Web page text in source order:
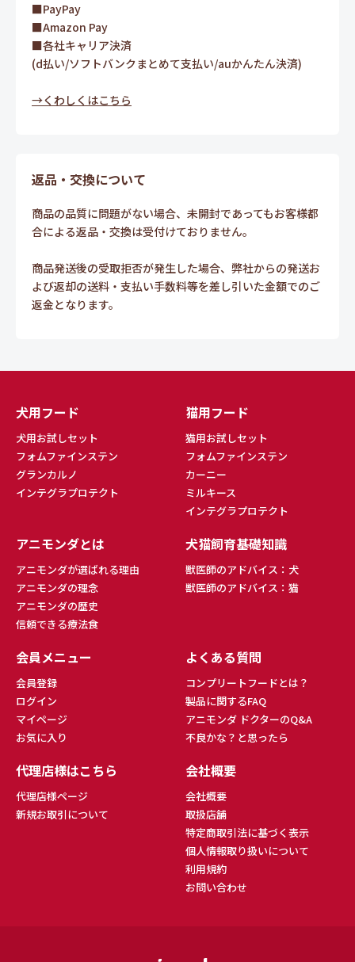
■PayPay
■Amazon Pay
■各社キャリア決済
(d払い/ソフトバンクまとめて支払い/auかんたん決済)
→くわしくはこちら
返品・交換について
商品の品質に問題がない場合、未開封であってもお客様都
合による返品・交換は受付けておりません。
商品発送後の受取拒否が発生した場合、弊社からの発送お
よび返却の送料・支払い手数料等を差し引いた金額でのご
返金となります。
犬用フード
犬用お試しセット
フォムファインステン
グランカルノ
インテグラプロテクト
猫用フード
猫用お試しセット
フォムファインステン
カーニー
ミルキース
インテグラプロテクト
アニモンダとは
アニモンダが選ばれる理由
アニモンダの理念
アニモンダの歴史
信頼できる療法食
犬猫飼育基礎知識
獣医師のアドバイス：犬
獣医師のアドバイス：猫
会員メニュー
会員登録
ログイン
マイページ
お気に入り
よくある質問
コンプリートフードとは？
製品に関するFAQ
アニモンダ ドクターのQ&A
不良かな？と思ったら
代理店様はこちら
代理店様ページ
新規お取引について
会社概要
会社概要
取扱店舗
特定商取引法に基づく表示
個人情報取り扱いについて
利用規約
お問い合わせ